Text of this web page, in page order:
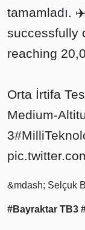
tamamladı.
successfully
reaching
Orta İrtifa
Medium-
3
&mdash; Selçuk
#Bayraktar TB3